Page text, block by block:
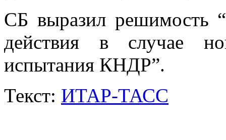
СБ выразил решимость
действия в случае
испытания КНДР”.
Текст: ИТАР-ТАСС